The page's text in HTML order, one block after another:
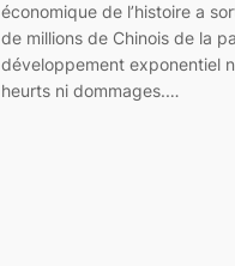
économique de l’histoire a
de millions de Chinois de la
développement exponentiel
heurts ni dommages.…